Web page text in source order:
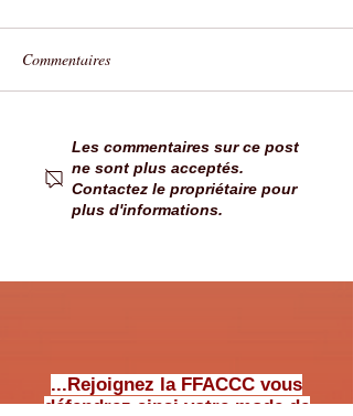
Réseau AireServices devient
Qipeo
Commentaires
Les commentaires sur ce post
ne sont plus acceptés.
Contactez le propriétaire pour
plus d'informations.
...Rejoignez la FFACCC vous
défendrez ainsi votre mode de